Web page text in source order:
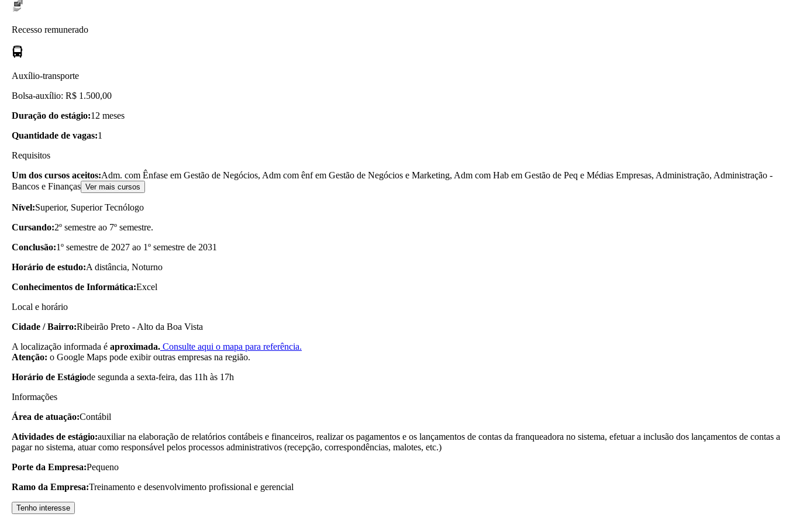
Recesso remunerado
Auxílio-transporte
Bolsa-auxílio: R$ 1.500,00
Duração do estágio:12 meses
Quantidade de vagas:1
Requisitos
Um dos cursos aceitos:Adm. com Ênfase em Gestão de Negócios, Adm com ênf em Gestão de Negócios e Marketing, Adm com Hab em Gestão de Peq e Médias Empresas, Administração, Administração -
Bancos e Finanças Ver mais cursos
Nível:Superior, Superior Tecnólogo
Cursando:2º semestre ao 7º semestre.
Conclusão:1º semestre de 2027 ao 1º semestre de 2031
Horário de estudo:A distância, Noturno
Conhecimentos de Informática:Excel
Local e horário
Cidade / Bairro:Ribeirão Preto - Alto da Boa Vista
A localização informada é aproximada. Consulte aqui o mapa para referência.
Atenção: o Google Maps pode exibir outras empresas na região.
Horário de Estágiode segunda a sexta-feira, das 11h às 17h
Informações
Área de atuação:Contábil
Atividades de estágio:auxiliar na elaboração de relatórios contábeis e financeiros, realizar os pagamentos e os lançamentos de contas da franqueadora no sistema, efetuar a inclusão dos lançamentos de contas a
pagar no sistema, atuar como responsável pelos processos administrativos (recepção, correspondências, malotes, etc.)
Porte da Empresa:Pequeno
Ramo da Empresa:Treinamento e desenvolvimento profissional e gerencial
Tenho interesse